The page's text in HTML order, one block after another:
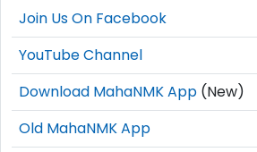
Join Us On Facebook
YouTube Channel
Download MahaNMK App (New)
Old MahaNMK App